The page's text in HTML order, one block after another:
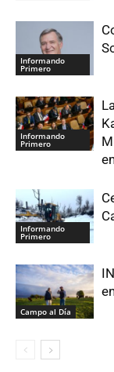
Informando
Primero
Informando
Primero
Informando
Primero
Campo al Día